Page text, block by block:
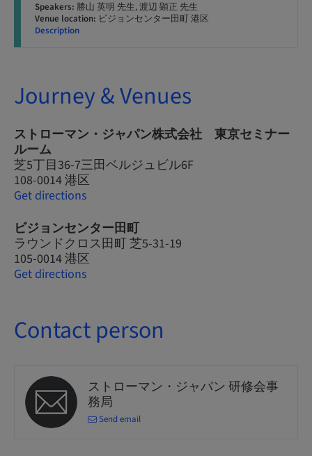
Speakers: 勝山 英明 先生, 渡辺 顕正 先生
Venue location: ビジョンセンター田町 港区
Description
Journey & Venues
ストローマン・ジャパン株式会社 東京セミナー
ルーム
芝5丁目36-7三田ベルジュビル6F
108-0014 港区
Get directions
ビジョンセンター田町
ラウンドクロス田町 芝5-31-19
105-0014 港区
Get directions
Contact person
ストローマン・ジャパン 研修会事
務局
Send email